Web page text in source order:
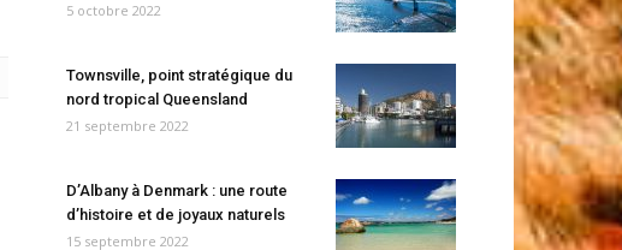
5 octobre 2022
Townsville, point stratégique du
nord tropical Queensland
21 septembre 2022
D’Albany à Denmark : une route
d’histoire et de joyaux naturels
15 septembre 2022